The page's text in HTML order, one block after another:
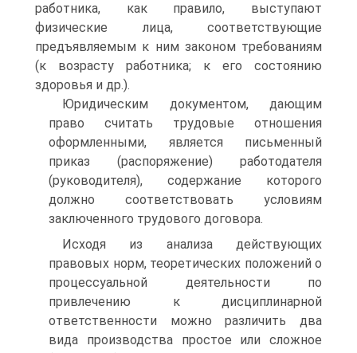
работника, как правило, выступают
физические лица, соответствующие
предъявляемым к ним законом требованиям
(к возрасту работника; к его состоянию
здоровья и др.).
Юридическим документом, дающим
право считать трудовые отношения
оформленными, является письменный
приказ (распоряжение) работодателя
(руководителя), содержание которого
должно соответствовать условиям
заключенного трудового договора.
Исходя из анализа действующих
правовых норм, теоретических положений о
процессуальной деятельности по
привлечению к дисциплинарной
ответственности можно различить два
вида производства простое или сложное